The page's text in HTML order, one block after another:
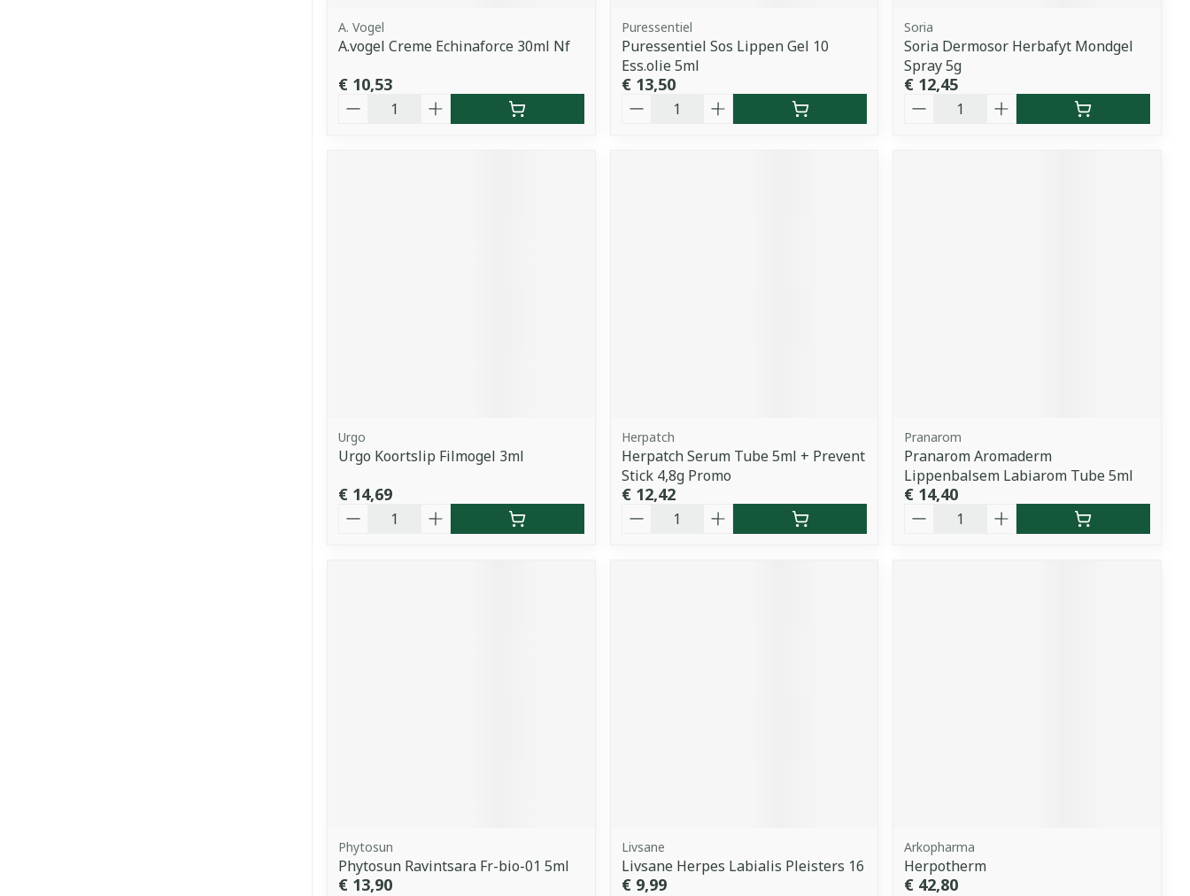
A. Vogel
A.vogel Creme Echinaforce 30ml Nf
€ 10,53
Puressentiel
Puressentiel Sos Lippen Gel 10
Ess.olie 5ml
€ 13,50
Soria
Soria Dermosor Herbafyt Mondgel
Spray 5g
€ 12,45
Urgo
Urgo Koortslip Filmogel 3ml
€ 14,69
Herpatch
Herpatch Serum Tube 5ml + Prevent
Stick 4,8g Promo
€ 12,42
Pranarom
Pranarom Aromaderm
Lippenbalsem Labiarom Tube 5ml
€ 14,40
Phytosun
Phytosun Ravintsara Fr-bio-01 5ml
€ 13,90
Livsane
Livsane Herpes Labialis Pleisters 16
€ 9,99
Arkopharma
Herpotherm
€ 42,80